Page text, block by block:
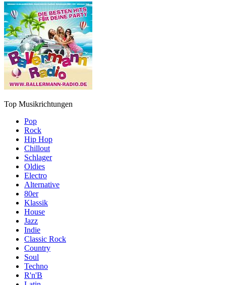
Top Musikrichtungen
Pop
Rock
Hip Hop
Chillout
Schlager
Oldies
Electro
Alternative
80er
Klassik
House
Jazz
Indie
Classic Rock
Country
Soul
Techno
R'n'B